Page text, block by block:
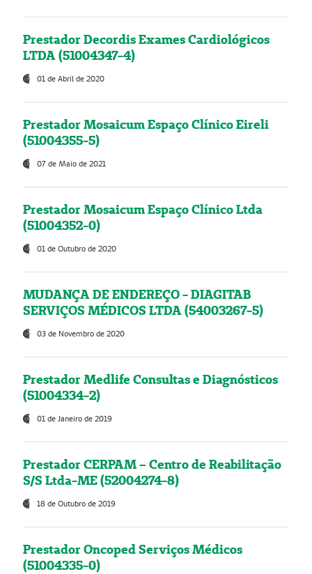
Prestador Decordis Exames Cardiológicos
LTDA (51004347-4)
01 de Abril de 2020
Prestador Mosaicum Espaço Clínico Eireli
(51004355-5)
07 de Maio de 2021
Prestador Mosaicum Espaço Clínico Ltda
(51004352-0)
01 de Outubro de 2020
MUDANÇA DE ENDEREÇO - DIAGITAB
SERVIÇOS MÉDICOS LTDA (54003267-5)
03 de Novembro de 2020
Prestador Medlife Consultas e Diagnósticos
(51004334-2)
01 de Janeiro de 2019
Prestador CERPAM – Centro de Reabilitação
S/S Ltda-ME (52004274-8)
18 de Outubro de 2019
Prestador Oncoped Serviços Médicos
(51004335-0)